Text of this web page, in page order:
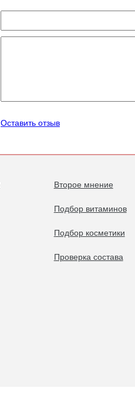
Оставить отзыв
Второе мнение
Подбор витаминов
Подбор косметики
Проверка состава